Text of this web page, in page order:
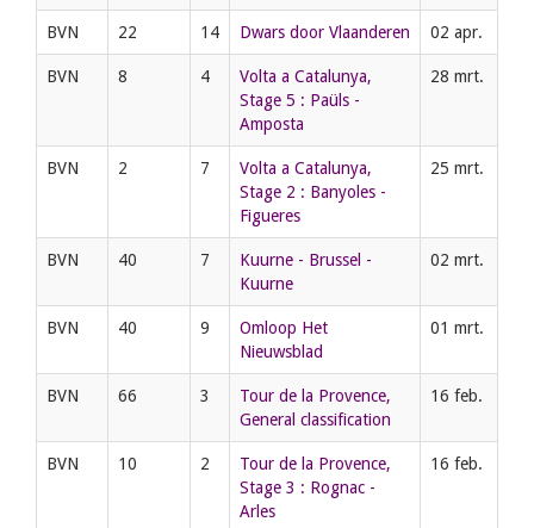
BVN 22 14 Dwars door Vlaanderen 02 apr.
BVN 8 4
Volta a Catalunya,
Stage 5 : Paüls -
Amposta
28 mrt.
BVN 2 7
Volta a Catalunya,
Stage 2 : Banyoles -
Figueres
25 mrt.
BVN 40 7
Kuurne - Brussel -
Kuurne
02 mrt.
BVN 40 9
Omloop Het
Nieuwsblad
01 mrt.
BVN 66 3
Tour de la Provence,
General classification
16 feb.
BVN 10 2
Tour de la Provence,
Stage 3 : Rognac -
Arles
16 feb.